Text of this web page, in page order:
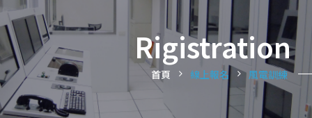
Rigistration
首頁 線上報名 風電訓練